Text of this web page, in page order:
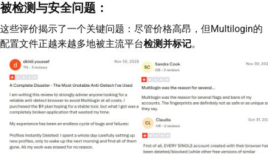
被检测与安全问题：
这些评价揭示了一个关键问题：尽管价格高昂，但Multilogin的
配置文件正越来越多地被主流平台检测并标记。